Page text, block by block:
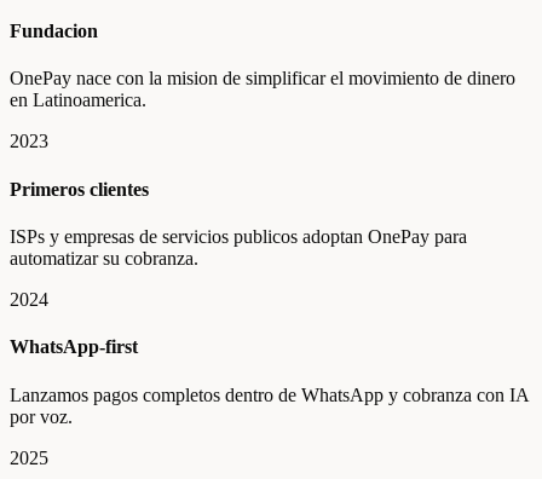
Fundacion
OnePay nace con la mision de simplificar el movimiento de dinero
en Latinoamerica.
2023
Primeros clientes
ISPs y empresas de servicios publicos adoptan OnePay para
automatizar su cobranza.
2024
WhatsApp-first
Lanzamos pagos completos dentro de WhatsApp y cobranza con IA
por voz.
2025